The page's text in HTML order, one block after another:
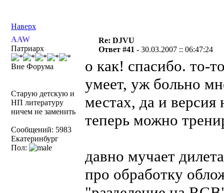
Наверх
AAW
Патриарх
Вне Форума
Старую детскую и
НП литературу
ничем не заменить
Сообщений: 5983
Екатеринбург
Пол:
Re: DJVU
Ответ #41 -30.03.2007 :: 06:47:24
о как! спасибо. то-
умеет, уж больно
местах, да и версия
теперь можно
давно мучает
про обработку